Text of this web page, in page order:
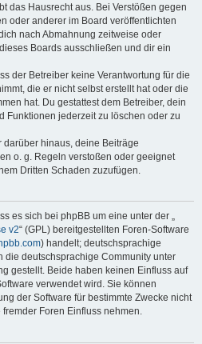
das Hausrecht aus. Bei Verstößen gegen
oder anderer im Board veröffentlichten
nach Abmahnung zeitweise oder
Boards ausschließen und dir ein
der Betreiber keine Verantwortung für die
die er nicht selbst erstellt hat oder die
hat. Du gestattest dem Betreiber, dein
Funktionen jederzeit zu löschen oder zu
darüber hinaus, deine Beiträge
o. g. Regeln verstoßen oder geeignet
Dritten Schaden zuzufügen.
es sich bei phpBB um eine unter der „
v2“ (GPL) bereitgestellten Foren-Software
) handelt; deutschsprachige
die deutschsprachige Community unter
gestellt. Beide haben keinen Einfluss auf
verwendet wird. Sie können
der Software für bestimmte Zwecke nicht
Foren Einfluss nehmen.